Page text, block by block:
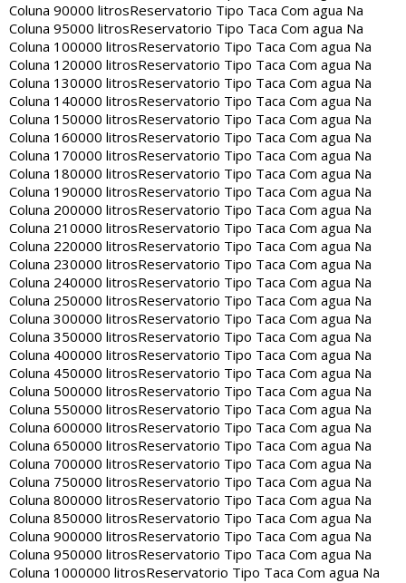
Coluna 90000 litrosReservatorio Tipo Taca Com agua Na
Coluna 95000 litrosReservatorio Tipo Taca Com agua Na
Coluna 100000 litrosReservatorio Tipo Taca Com agua Na
Coluna 120000 litrosReservatorio Tipo Taca Com agua Na
Coluna 130000 litrosReservatorio Tipo Taca Com agua Na
Coluna 140000 litrosReservatorio Tipo Taca Com agua Na
Coluna 150000 litrosReservatorio Tipo Taca Com agua Na
Coluna 160000 litrosReservatorio Tipo Taca Com agua Na
Coluna 170000 litrosReservatorio Tipo Taca Com agua Na
Coluna 180000 litrosReservatorio Tipo Taca Com agua Na
Coluna 190000 litrosReservatorio Tipo Taca Com agua Na
Coluna 200000 litrosReservatorio Tipo Taca Com agua Na
Coluna 210000 litrosReservatorio Tipo Taca Com agua Na
Coluna 220000 litrosReservatorio Tipo Taca Com agua Na
Coluna 230000 litrosReservatorio Tipo Taca Com agua Na
Coluna 240000 litrosReservatorio Tipo Taca Com agua Na
Coluna 250000 litrosReservatorio Tipo Taca Com agua Na
Coluna 300000 litrosReservatorio Tipo Taca Com agua Na
Coluna 350000 litrosReservatorio Tipo Taca Com agua Na
Coluna 400000 litrosReservatorio Tipo Taca Com agua Na
Coluna 450000 litrosReservatorio Tipo Taca Com agua Na
Coluna 500000 litrosReservatorio Tipo Taca Com agua Na
Coluna 550000 litrosReservatorio Tipo Taca Com agua Na
Coluna 600000 litrosReservatorio Tipo Taca Com agua Na
Coluna 650000 litrosReservatorio Tipo Taca Com agua Na
Coluna 700000 litrosReservatorio Tipo Taca Com agua Na
Coluna 750000 litrosReservatorio Tipo Taca Com agua Na
Coluna 800000 litrosReservatorio Tipo Taca Com agua Na
Coluna 850000 litrosReservatorio Tipo Taca Com agua Na
Coluna 900000 litrosReservatorio Tipo Taca Com agua Na
Coluna 950000 litrosReservatorio Tipo Taca Com agua Na
Coluna 1000000 litrosReservatorio Tipo Taca Com agua Na